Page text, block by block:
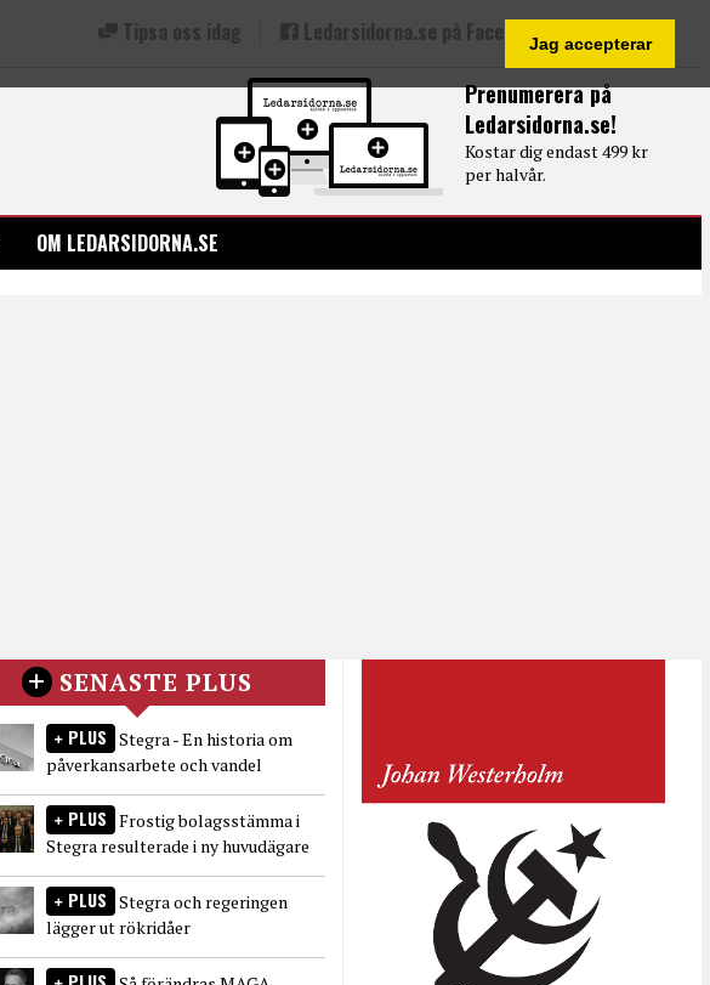
Jag accepterar
Prenumerera på
Ledarsidorna.se!
Kostar dig endast 499 kr
per halvår.
Tipsa oss idag Ledarsidorna.se på Facebook
OM LEDARSIDORNA.SE
SENASTE PLUS
PLUS Stegra - En historia om
påverkansarbete och vandel
PLUS Frostig bolagsstämma i
Stegra resulterade i ny huvudägare
PLUS Stegra och regeringen
lägger ut rökridåer